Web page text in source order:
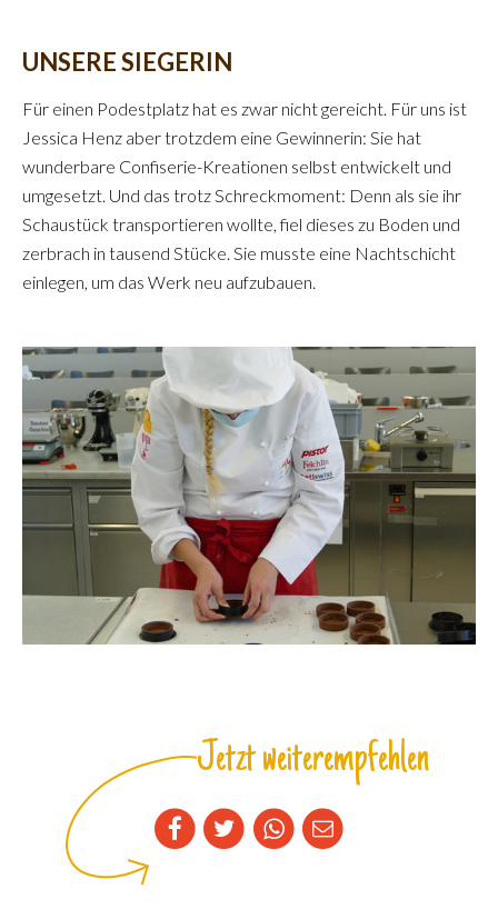
UNSERE SIEGERIN
Für einen Podestplatz hat es zwar nicht gereicht. Für uns ist
Jessica Henz aber trotzdem eine Gewinnerin: Sie hat
wunderbare Confiserie-Kreationen selbst entwickelt und
umgesetzt. Und das trotz Schreckmoment: Denn als sie ihr
Schaustück transportieren wollte, fiel dieses zu Boden und
zerbrach in tausend Stücke. Sie musste eine Nachtschicht
einlegen, um das Werk neu aufzubauen.
Jetzt weiterempfehlen